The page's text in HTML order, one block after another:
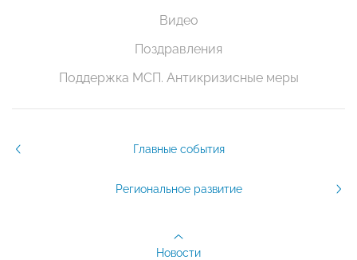
Видео
Поздравления
Поддержка МСП. Антикризисные меры
Главные события
Региональное развитие
Новости